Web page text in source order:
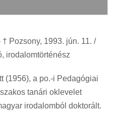
Pozsony, 1993. jún. 11. /
irodalomtörténész
(1956), a po.-i Pedagógiai
tanári oklevelet
irodalomból doktorált.